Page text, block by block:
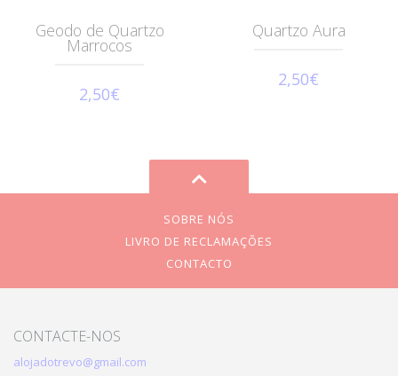
Geodo de Quartzo
Marrocos
2,50€
Quartzo Aura
2,50€
SOBRE NÓS
LIVRO DE RECLAMAÇÕES
CONTACTO
CONTACTE-NOS
alojadotrevo@gmail.com